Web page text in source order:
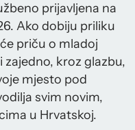
prijavljena na
Ako dobiju priliku
priču o mladoj
kroz glazbu,
mjesto pod
svim novim,
u Hrvatskoj.